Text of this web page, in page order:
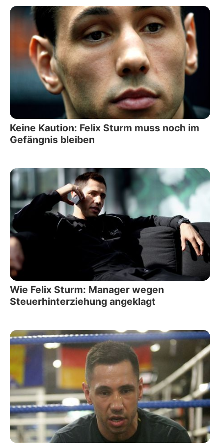
Keine Kaution: Felix Sturm muss noch im
Gefängnis bleiben
Wie Felix Sturm: Manager wegen
Steuerhinterziehung angeklagt